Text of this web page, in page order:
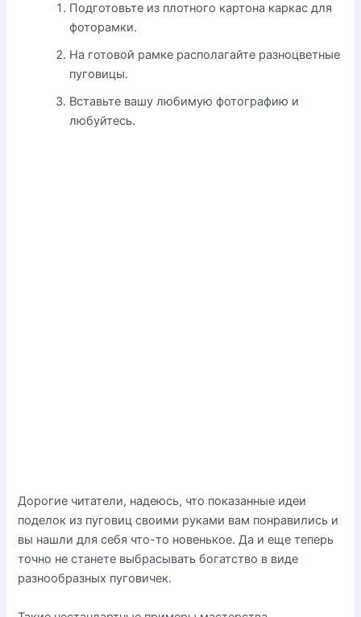
Подготовьте из плотного картона каркас для
фоторамки.
На готовой рамке располагайте разноцветные
пуговицы.
Вставьте вашу любимую фотографию и
любуйтесь.
Дорогие читатели, надеюсь, что показанные идеи
поделок из пуговиц своими руками вам понравились и
вы нашли для себя что-то новенькое. Да и еще теперь
точно не станете выбрасывать богатство в виде
разнообразных пуговичек.